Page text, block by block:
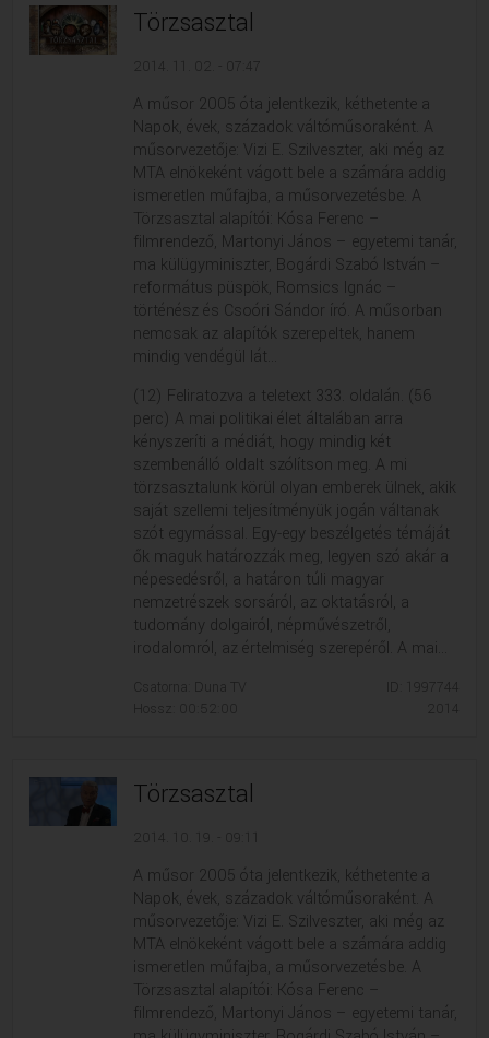
Törzsasztal
2014. 11. 02. - 07:47
A műsor 2005 óta jelentkezik, kéthetente a
Napok, évek, századok váltóműsoraként. A
műsorvezetője: Vizi E. Szilveszter, aki még az
MTA elnökeként vágott bele a számára addig
ismeretlen műfajba, a műsorvezetésbe. A
Törzsasztal alapítói: Kósa Ferenc –
filmrendező, Martonyi János – egyetemi tanár,
ma külügyminiszter, Bogárdi Szabó István –
református püspök, Romsics Ignác –
történész és Csoóri Sándor író. A műsorban
nemcsak az alapítók szerepeltek, hanem
mindig vendégül lát...
(12) Feliratozva a teletext 333. oldalán. (56
perc) A mai politikai élet általában arra
kényszeríti a médiát, hogy mindig két
szembenálló oldalt szólítson meg. A mi
törzsasztalunk körül olyan emberek ülnek, akik
saját szellemi teljesítményük jogán váltanak
szót egymással. Egy-egy beszélgetés témáját
ők maguk határozzák meg, legyen szó akár a
népesedésről, a határon túli magyar
nemzetrészek sorsáról, az oktatásról, a
tudomány dolgairól, népművészetről,
irodalomról, az értelmiség szerepéről. A mai...
Csatorna: Duna TV
Hossz: 00:52:00
ID: 1997744
2014
Törzsasztal
2014. 10. 19. - 09:11
A műsor 2005 óta jelentkezik, kéthetente a
Napok, évek, századok váltóműsoraként. A
műsorvezetője: Vizi E. Szilveszter, aki még az
MTA elnökeként vágott bele a számára addig
ismeretlen műfajba, a műsorvezetésbe. A
Törzsasztal alapítói: Kósa Ferenc –
filmrendező, Martonyi János – egyetemi tanár,